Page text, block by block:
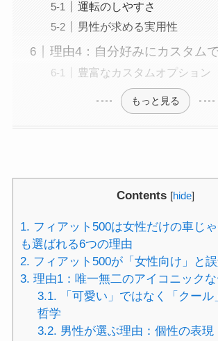
運転のしやすさ
男性が求める実用性
理由4：自分好みにカスタム
豊富なカスタムオプション
もっと見る
Contents [hide]
1. フィアット500は女性だけの車じ
も選ばれる6つの理由
2. フィアット500が「女性向け」と
3. 理由1：唯一無二のアイコニック
3.1. 「可愛い」ではなく「クー
哲学
3.2. 男性が選ぶ理由：個性の表現